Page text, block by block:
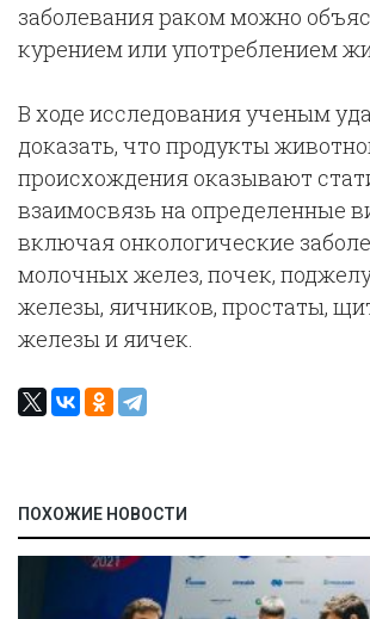
заболевания раком можно
курением или употреблением
В ходе исследования ученым
доказать, что продукты
происхождения оказывают
взаимосвязь на определенные
включая онкологические
молочных желез, почек,
железы, яичников, простаты,
железы и яичек.
ПОХОЖИЕ НОВОСТИ